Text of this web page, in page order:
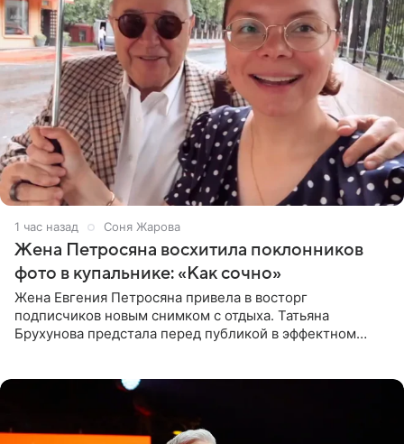
1 час назад Соня Жарова
Жена Петросяна восхитила поклонников
фото в купальнике: «Как сочно»
Жена Евгения Петросяна привела в восторг
подписчиков новым снимком с отдыха. Татьяна
Брухунова предстала перед публикой в эффектном